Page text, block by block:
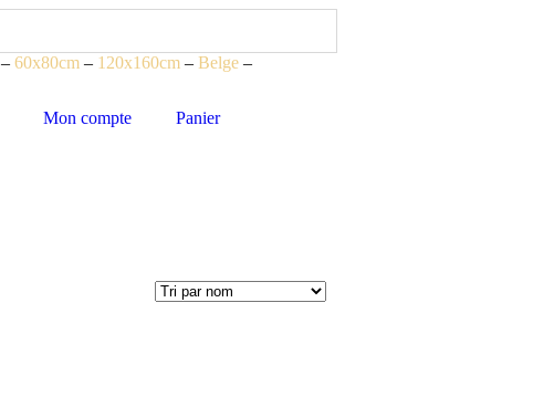
– 60x80cm – 120x160cm – Belge –
Mon compte Panier